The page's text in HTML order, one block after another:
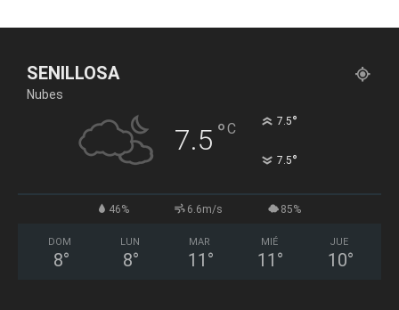
SENILLOSA
Nubes
7.5 °C 7.5°
7.5°
46% 6.6m/s 85%
DOM
8°
LUN
8°
MAR
11 °
MIÉ
11 °
JUE
10°